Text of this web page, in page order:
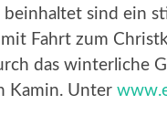
beinhaltet sind ein
Fahrt zum
das winterliche
Kamin. Unter